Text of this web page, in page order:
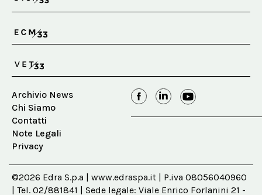
Archivio News
Chi Siamo
Contatti
Note Legali
Privacy
©2026 Edra S.p.a | www.edraspa.it | P.iva 08056040960
| Tel. 02/881841 | Sede legale: Viale Enrico Forlanini 21 -